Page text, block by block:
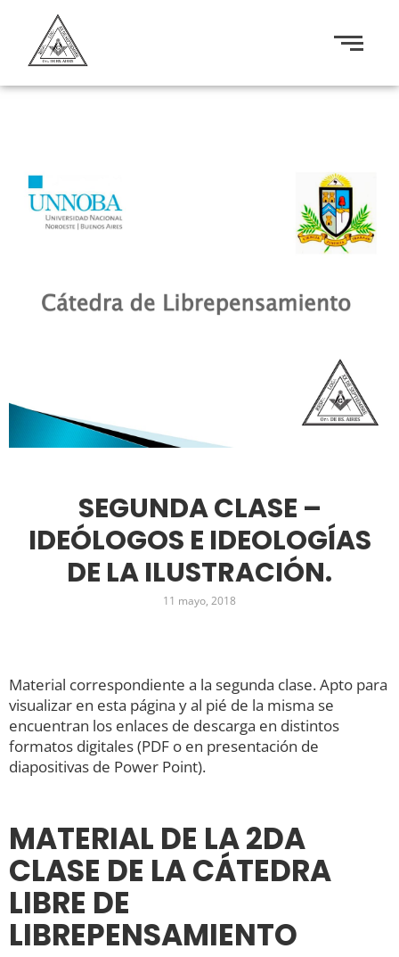
SEGUNDA CLASE –
IDEÓLOGOS E IDEOLOGÍAS
DE LA ILUSTRACIÓN.
11 mayo, 2018
Material correspondiente a la segunda clase. Apto para
visualizar en esta página y al pié de la misma se
encuentran los enlaces de descarga en distintos
formatos digitales (PDF o en presentación de
diapositivas de Power Point).
MATERIAL DE LA 2DA
CLASE DE LA CÁTEDRA
LIBRE DE
LIBREPENSAMIENTO